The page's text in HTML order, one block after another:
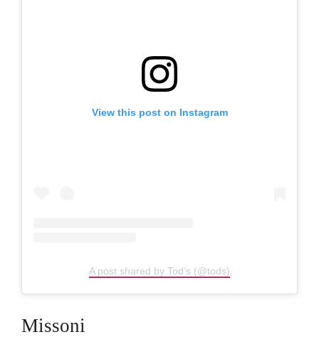
View this post on Instagram
A post shared by Tod’s (@tods)
Missoni